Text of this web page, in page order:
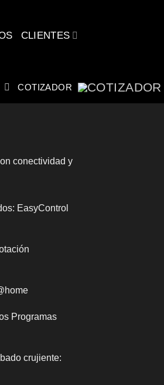
CLIENTES
COTIZADOR
conectividad y
EasyControl
Programas
crujiente: